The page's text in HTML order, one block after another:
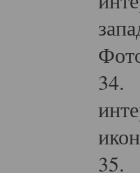
34.
35.